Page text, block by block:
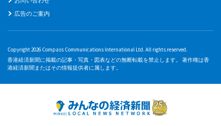
広告のご案内
Copyright 2026 Compass Communications International Ltd. All rights reserved.
香港経済新聞に掲載の記事・写真・図表などの無断転載を禁止します。 著作権は香
港経済新聞またはその情報提供者に属します。